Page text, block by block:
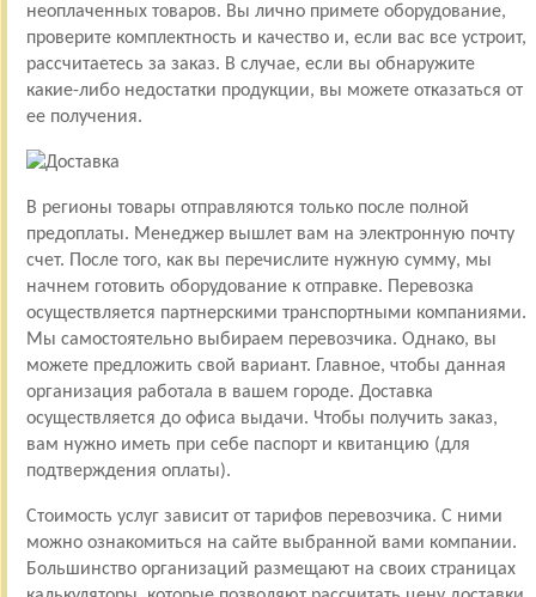
неоплаченных товаров. Вы лично примете оборудование,
проверите комплектность и качество и, если вас все устроит,
рассчитаетесь за заказ. В случае, если вы обнаружите
какие-либо недостатки продукции, вы можете отказаться от
ее получения.
В регионы товары отправляются только после полной
предоплаты. Менеджер вышлет вам на электронную почту
счет. После того, как вы перечислите нужную сумму, мы
начнем готовить оборудование к отправке. Перевозка
осуществляется партнерскими транспортными компаниями.
Мы самостоятельно выбираем перевозчика. Однако, вы
можете предложить свой вариант. Главное, чтобы данная
организация работала в вашем городе. Доставка
осуществляется до офиса выдачи. Чтобы получить заказ,
вам нужно иметь при себе паспорт и квитанцию (для
подтверждения оплаты).
Стоимость услуг зависит от тарифов перевозчика. С ними
можно ознакомиться на сайте выбранной вами компании.
Большинство организаций размещают на своих страницах